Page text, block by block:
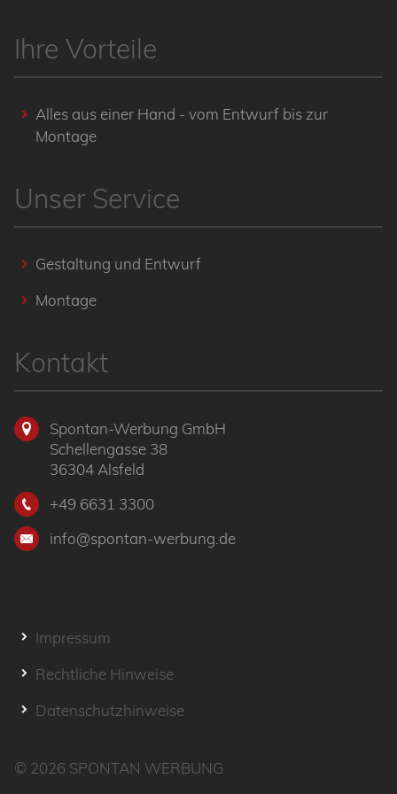
Ihre Vorteile
Alles aus einer Hand - vom Entwurf bis zur
Montage
Unser Service
Gestaltung und Entwurf
Montage
Kontakt
Spontan-Werbung GmbH
Schellengasse 38
36304 Alsfeld
+49 6631 3300
info@spontan-werbung.de
Impressum
Rechtliche Hinweise
Datenschutzhinweise
© 2026 SPONTAN WERBUNG